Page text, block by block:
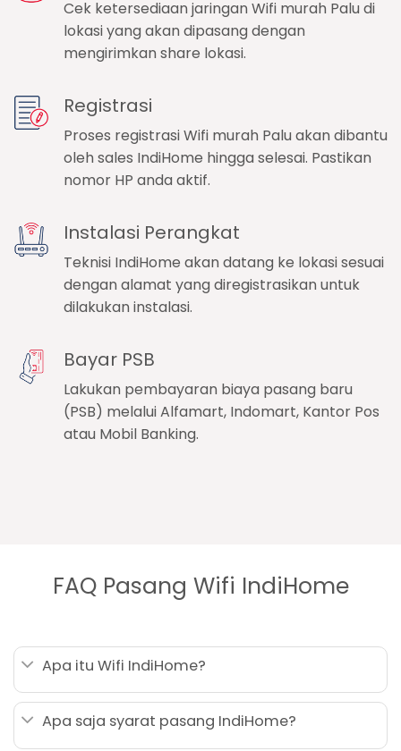
Cek ketersediaan jaringan Wifi murah Palu di
lokasi yang akan dipasang dengan
mengirimkan share lokasi.
Registrasi
Proses registrasi Wifi murah Palu akan dibantu
oleh sales IndiHome hingga selesai. Pastikan
nomor HP anda aktif.
Instalasi Perangkat
Teknisi IndiHome akan datang ke lokasi sesuai
dengan alamat yang diregistrasikan untuk
dilakukan instalasi.
Bayar PSB
Lakukan pembayaran biaya pasang baru
(PSB) melalui Alfamart, Indomart, Kantor Pos
atau Mobil Banking.
FAQ Pasang Wifi IndiHome
Apa itu Wifi IndiHome?
Apa saja syarat pasang IndiHome?